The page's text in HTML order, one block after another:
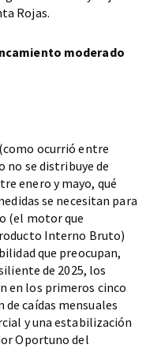
Rojas.
moderado
ocurrió entre
no se distribuye de
enero y mayo, qué
se necesitan para
(el motor que
Interno Bruto)
que preocupan,
de 2025, los
en los primeros cinco
de caídas mensuales
y una estabilización
Oportuno del